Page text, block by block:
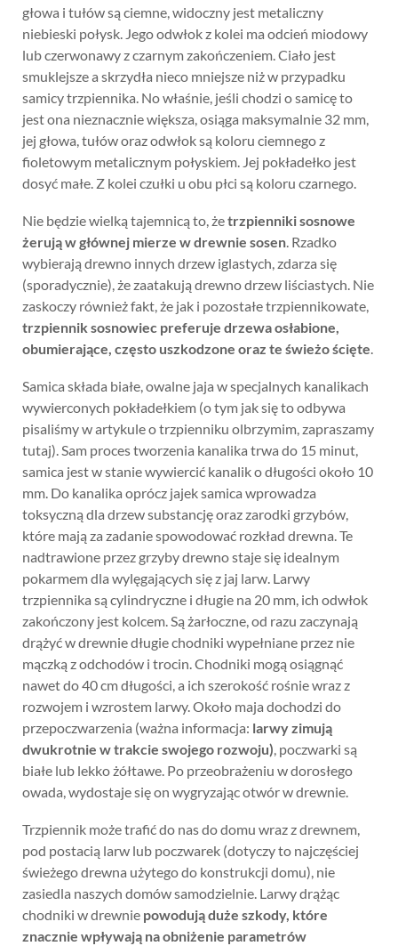
głowa i tułów są ciemne, widoczny jest metaliczny
niebieski połysk. Jego odwłok z kolei ma odcień miodowy
lub czerwonawy z czarnym zakończeniem. Ciało jest
smuklejsze a skrzydła nieco mniejsze niż w przypadku
samicy trzpiennika. No właśnie, jeśli chodzi o samicę to
jest ona nieznacznie większa, osiąga maksymalnie 32 mm,
jej głowa, tułów oraz odwłok są koloru ciemnego z
fioletowym metalicznym połyskiem. Jej pokładełko jest
dosyć małe. Z kolei czułki u obu płci są koloru czarnego.
Nie będzie wielką tajemnicą to, żetrzpienniki sosnowe
żerują w głównej mierze w drewnie sosen. Rzadko
wybierają drewno innych drzew iglastych, zdarza się
(sporadycznie), że zaatakują drewno drzew liściastych. Nie
zaskoczy również fakt, że jak i pozostałe trzpiennikowate,
trzpiennik sosnowiec preferuje drzewa osłabione,
obumierające, często uszkodzone oraz te świeżo ścięte.
Samica składa białe, owalne jaja w specjalnych kanalikach
wywierconych pokładełkiem (o tym jak się to odbywa
pisaliśmy w artykule o trzpienniku olbrzymim, zapraszamy
tutaj). Sam proces tworzenia kanalika trwa do 15 minut,
samica jest w stanie wywiercić kanalik o długości około 10
mm. Do kanalika oprócz jajek samica wprowadza
toksyczną dla drzew substancję oraz zarodki grzybów,
które mają za zadanie spowodować rozkład drewna. Te
nadtrawione przez grzyby drewno staje się idealnym
pokarmem dla wylęgających się z jaj larw. Larwy
trzpiennika są cylindryczne i długie na 20 mm, ich odwłok
zakończony jest kolcem. Są żarłoczne, od razu zaczynają
drążyć w drewnie długie chodniki wypełniane przez nie
mączką z odchodów i trocin. Chodniki mogą osiągnąć
nawet do 40 cm długości, a ich szerokość rośnie wraz z
rozwojem i wzrostem larwy. Około maja dochodzi do
przepoczwarzenia (ważna informacja: larwy zimują
dwukrotnie w trakcie swojego rozwoju), poczwarki są
białe lub lekko żółtawe. Po przeobrażeniu w dorosłego
owada, wydostaje się on wygryzając otwór w drewnie.
Trzpiennik może trafić do nas do domu wraz z drewnem,
pod postacią larw lub poczwarek (dotyczy to najczęściej
świeżego drewna użytego do konstrukcji domu), nie
zasiedla naszych domów samodzielnie. Larwy drążąc
chodniki w drewnie powodują duże szkody, które
znacznie wpływają na obniżenie parametrów